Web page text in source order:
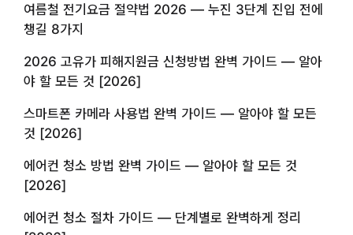
여름철 전기요금 절약법 2026 — 누진 3단계 진입 전에
챙길 8가지
2026 고유가 피해지원금 신청방법 완벽 가이드 — 알아
야 할 모든 것 [2026]
스마트폰 카메라 사용법 완벽 가이드 — 알아야 할 모든
것 [2026]
에어컨 청소 방법 완벽 가이드 — 알아야 할 모든 것
[2026]
에어컨 청소 절차 가이드 — 단계별로 완벽하게 정리